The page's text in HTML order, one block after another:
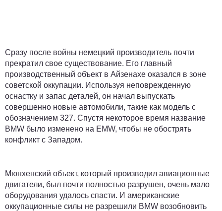
Сразу после войны немецкий производитель почти
прекратил свое существование. Его главный
производственный объект в Айзенахе оказался в зоне
советской оккупации. Используя неповрежденную
оснастку и запас деталей, он начал выпускать
совершенно новые автомобили, такие как модель с
обозначением 327. Спустя некоторое время название
BMW было изменено на EMW, чтобы не обострять
конфликт с Западом.
Мюнхенский объект, который производил авиационные
двигатели, был почти полностью разрушен, очень мало
оборудования удалось спасти. И американские
оккупационные силы не разрешили BMW возобновить